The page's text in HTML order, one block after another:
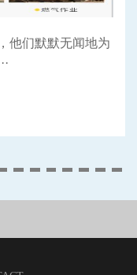
他们默默无闻地为